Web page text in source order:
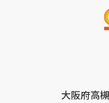
大阪府高